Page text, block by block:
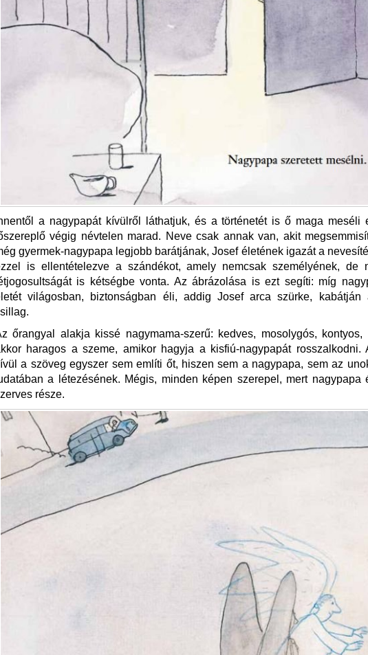
a nagypapát kívülről láthatjuk, és a történetét is ő maga meséli
végig névtelen marad. Neve csak annak van, akit
gyermek-nagypapa legjobb barátjának, Josef életének igazát a
is ellentételezve a szándékot, amely nemcsak személyének, de
is kétségbe vonta. Az ábrázolása is ezt segíti: míg
világosban, biztonságban éli, addig Josef arca szürke, kabátján
őrangyal alakja kissé nagymama-szerű: kedves, mosolygós, kontyos,
haragos a szeme, amikor hagyja a kisfiú-nagypapát rosszalkodni.
a szöveg egyszer sem említi őt, hiszen sem a nagypapa, sem az
a létezésének. Mégis, minden képen szerepel, mert nagypapa
része.